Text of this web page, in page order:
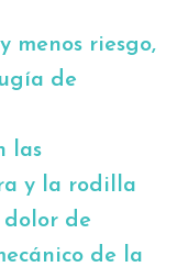
menos riesgo,
de
las
y la rodilla
de
de la